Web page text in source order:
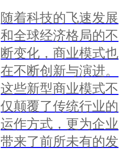
随着科技的飞速发展
和全球经济格局的不
断变化，商业模式也
在不断创新与演进。
这些新型商业模式不
仅颠覆了传统行业的
运作方式，更为企业
带来了前所未有的发